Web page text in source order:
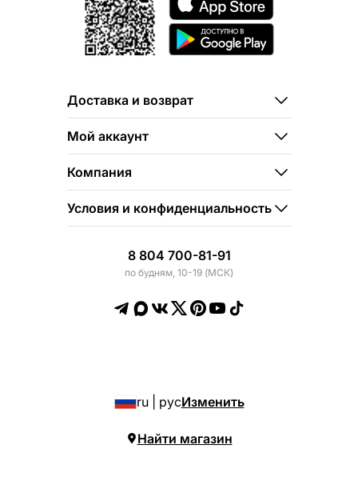
Доставка и возврат
Мой аккаунт
Компания
Условия и конфиденциальность
8 804 700-81-91
по будням, 10-19 (МСК)
ru | русИзменить
Найти магазин